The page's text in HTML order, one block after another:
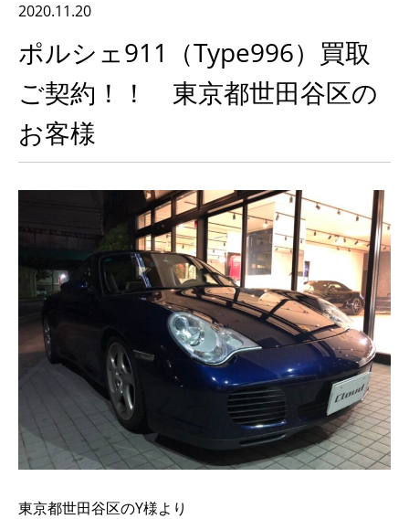
2020.11.20
ポルシェ911（Type996）買取
ご契約！！ 東京都世田谷区の
お客様
東京都世田谷区のY様より